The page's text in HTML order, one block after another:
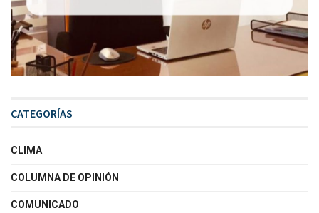
CATEGORÍAS
CLIMA
COLUMNA DE OPINIÓN
COMUNICADO